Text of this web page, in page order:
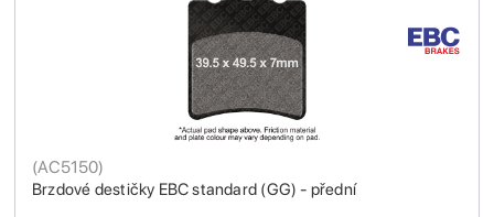
Brzdové destičky EBC standard (GG) - přední
(AC5150)